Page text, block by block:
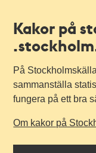
Kakor på
På
sammanställa
fungera på ett bra
Om kakor på